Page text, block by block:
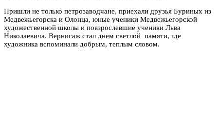
Пришли не только петрозаводчане, приехали друзья Буриных из
Медвежьегорска и Олонца, юные ученики Медвежьегорской
художественной школы и повзрослевшие ученики Льва
Николаевича. Вернисаж стал днем светлой памяти, где
художника вспоминали добрым, теплым словом.